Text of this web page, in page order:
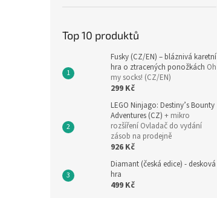
Top 10 produktů
Fusky (CZ/EN) – bláznivá karetní
hra o ztracených ponožkách Oh
my socks! (CZ/EN)
299 Kč
LEGO Ninjago: Destiny’s Bounty
Adventures (CZ) + mikro
rozšíření Ovladač do vydání
zásob na prodejně
926 Kč
Diamant (česká edice) - desková
hra
499 Kč